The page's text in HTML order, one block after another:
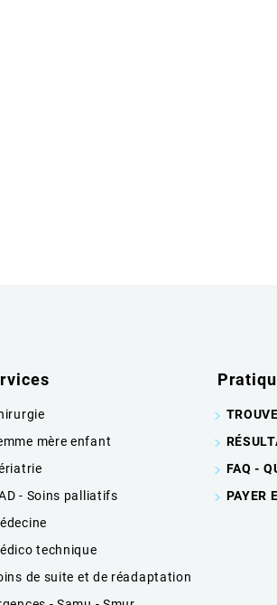
mère enfant
- Soins palliatifs
technique
de suite et de réadaptation
FAQ -
PAYER